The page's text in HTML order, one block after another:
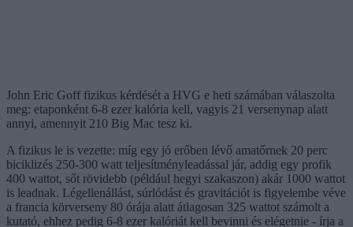
John Eric Goff fizikus kérdését a HVG e heti számában válaszolta
meg: etaponként 6-8 ezer kalória kell, vagyis 21 versenynap alatt
annyi, amennyit 210 Big Mac tesz ki.
A fizikus le is vezette: míg egy jó erőben lévő amatőrnek 20 perc
biciklizés 250-300 watt teljesítményleadással jár, addig egy profik
400 wattot, sőt rövidebb (például hegyi szakaszon) akár 1000 wattot
is leadnak. Légellenállást, súrlódást és gravitációt is figyelembe véve
a francia körverseny 80 órája alatt átlagosan 325 wattot számolt a
kutató, ehhez pedig 6-8 ezer kalóriát kell bevinni és elégetnie - írja a